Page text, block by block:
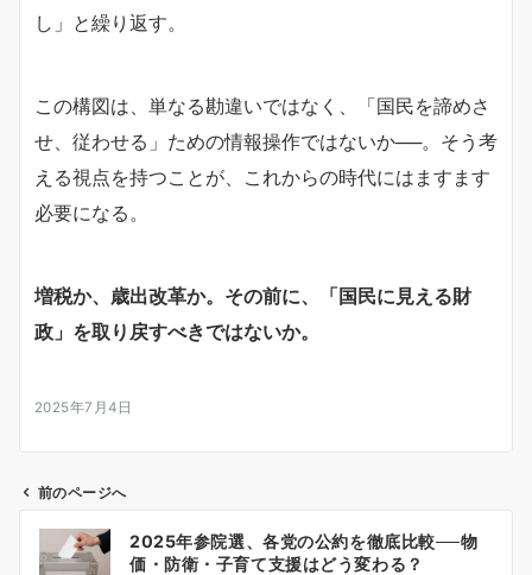
し」と繰り返す。
この構図は、単なる勘違いではなく、「国民を諦めさ
せ、従わせる」ための情報操作ではないか──。そう考
える視点を持つことが、これからの時代にはますます
必要になる。
増税か、歳出改革か。その前に、「国民に見える財
政」を取り戻すべきではないか。
2025年7月4日
前のページへ
2025年参院選、各党の公約を徹底比較──物
価・防衛・子育て支援はどう変わる？